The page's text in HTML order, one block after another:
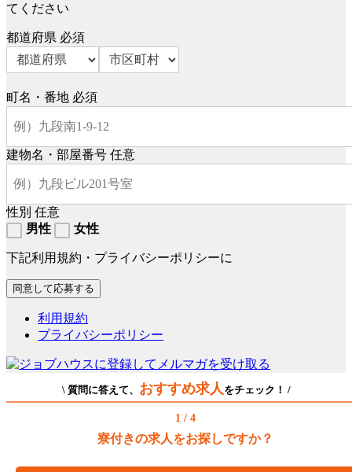
てください
都道府県 必須
町名・番地 必須
建物名・部屋番号 任意
性別 任意
男性
女性
下記利用規約・プライバシーポリシーに
利用規約
プライバシーポリシー
\ 質問に答えて、 おすすめ求人をチェック！ /
1 / 4
寮付きの求人をお探しですか？